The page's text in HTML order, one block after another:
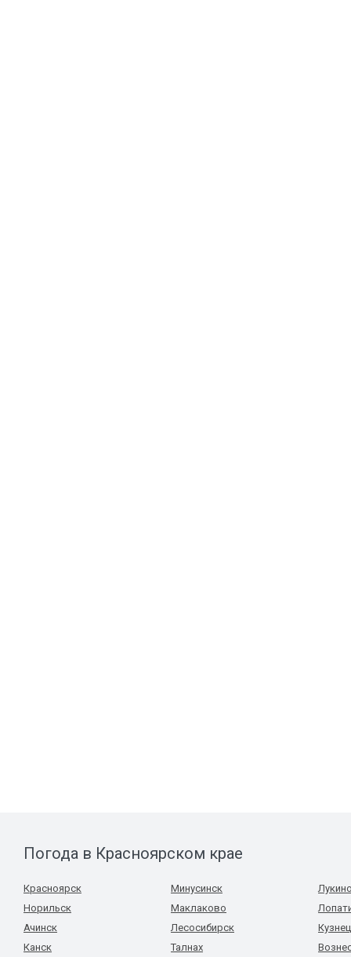
Погода в Красноярском крае
Красноярск
Норильск
Ачинск
Канск
Минусинск
Маклаково
Лесосибирск
Талнах